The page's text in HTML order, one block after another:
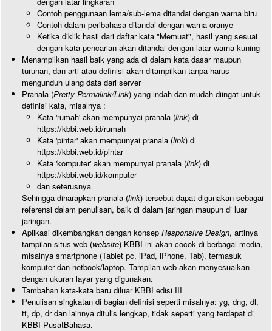
Contoh penggunaan lema/sub-lema ditandai dengan warna biru
Contoh dalam peribahasa ditandai dengan warna oranye
Ketika diklik hasil dari daftar kata "Memuat", hasil yang sesuai
dengan kata pencarian akan ditandai dengan latar warna kuning
Menampilkan hasil baik yang ada di dalam kata dasar maupun
turunan, dan arti atau definisi akan ditampilkan tanpa harus
mengunduh ulang data dari server
Pranala (Pretty Permalink/Link) yang indah dan mudah diingat untuk
definisi kata, misalnya :
Kata 'rumah' akan mempunyai pranala (link) di
https://kbbi.web.id/rumah
Kata 'pintar' akan mempunyai pranala (link) di
https://kbbi.web.id/pintar
Kata 'komputer' akan mempunyai pranala (link) di
https://kbbi.web.id/komputer
dan seterusnya
Sehingga diharapkan pranala (link) tersebut dapat digunakan sebagai
referensi dalam penulisan, baik di dalam jaringan maupun di luar
jaringan.
Aplikasi dikembangkan dengan konsep Responsive Design, artinya
tampilan situs web (website) KBBI ini akan cocok di berbagai media,
misalnya smartphone (Tablet pc, iPad, iPhone, Tab), termasuk
komputer dan netbook/laptop. Tampilan web akan menyesuaikan
dengan ukuran layar yang digunakan.
Tambahan kata-kata baru diluar KBBI edisi III
Penulisan singkatan di bagian definisi seperti misalnya: yg, dng, dl,
tt, dp, dr dan lainnya ditulis lengkap, tidak seperti yang terdapat di
KBBI PusatBahasa.